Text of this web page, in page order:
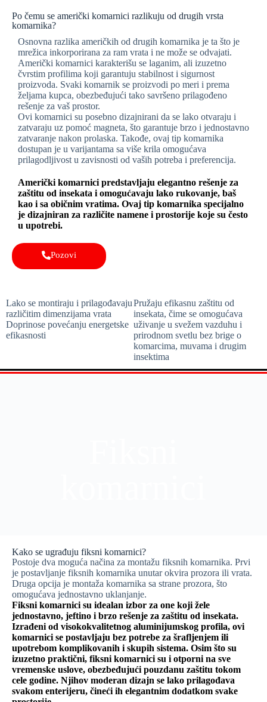
Po čemu se američki komarnici razlikuju od drugih vrsta
komarnika?
Osnovna razlika američkih od drugih komarnika je ta što je
mrežica inkorporirana za ram vrata i ne može se odvajati.
Američki komarnici karakterišu se laganim, ali izuzetno
čvrstim profilima koji garantuju stabilnost i sigurnost
proizvoda. Svaki komarnik se proizvodi po meri i prema
željama kupca, obezbeđujući tako savršeno prilagođeno
rešenje za vaš prostor.
Ovi komarnici su posebno dizajnirani da se lako otvaraju i
zatvaraju uz pomoć magneta, što garantuje brzo i jednostavno
zatvaranje nakon prolaska. Takođe, ovaj tip komarnika
dostupan je u varijantama sa više krila omogućava
prilagodljivost u zavisnosti od vaših potreba i preferencija.
Američki komarnici predstavljaju elegantno rešenje za
zaštitu od insekata i omogućavaju lako rukovanje, baš
kao i sa običnim vratima. Ovaj tip komarnika specijalno
je dizajniran za različite namene i prostorije koje su često
u upotrebi.
Pozovi
Pružaju efikasnu zaštitu od
insekata, čime se omogućava
uživanje u svežem vazduhu i
prirodnom svetlu bez brige o
komarcima, muvama i drugim
insektima
Lako se montiraju i prilagođavaju
različitim dimenzijama vrata
Doprinose povećanju energetske
efikasnosti
Kako se ugrađuju fiksni komarnici?
Postoje dva moguća načina za montažu fiksnih komarnika. Prvi
je postavljanje fiksnih komarnika unutar okvira prozora ili vrata.
Druga opcija je montaža komarnika sa strane prozora, što
omogućava jednostavno uklanjanje.
Fiksni komarnici su idealan izbor za one koji žele
jednostavno, jeftino i brzo rešenje za zaštitu od insekata.
Izrađeni od visokokvalitetnog aluminijumskog profila, ovi
komarnici se postavljaju bez potrebe za šrafljenjem ili
upotrebom komplikovanih i skupih sistema. Osim što su
izuzetno praktični, fiksni komarnici su i otporni na sve
vremenske uslove, obezbeđujući pouzdanu zaštitu tokom
cele godine. Njihov moderan dizajn se lako prilagođava
svakom enterijeru, čineći ih elegantnim dodatkom svake